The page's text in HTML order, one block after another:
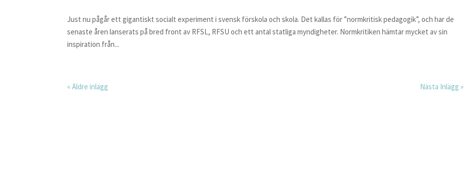
Just nu pågår ett gigantiskt socialt experiment i svensk förskola och skola. Det kallas för ”normkritisk pedagogik”, och har de
senaste åren lanserats på bred front av RFSL, RFSU och ett antal statliga myndigheter. Normkritiken hämtar mycket av sin
inspiration från...
« Äldre inlägg Nästa Inlägg »